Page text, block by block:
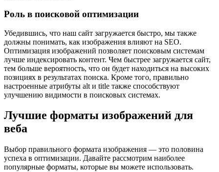
Роль в поисковой оптимизации
Убедившись, что наш сайт загружается быстро, мы также
должны понимать, как изображения влияют на SEO.
Оптимизация изображений позволяет поисковым системам
лучше индексировать контент. Чем быстрее загружается сайт,
тем больше вероятность, что он будет находиться на высоких
позициях в результатах поиска. Кроме того, правильно
настроенные атрибуты alt и title также способствуют
улучшению видимости в поисковых системах.
Лучшие форматы изображений для
веба
Выбор правильного формата изображения — это половина
успеха в оптимизации. Давайте рассмотрим наиболее
популярные форматы, которые вы можете использовать.